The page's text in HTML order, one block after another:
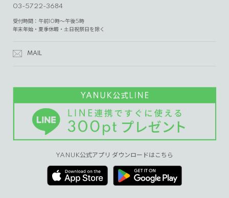
03-5722-3684
受付時間：午前10時～午後5時
年末年始・夏季休暇・土日祝祭日を除く
MAIL
YANUK公式アプリ ダウンロードはこちら